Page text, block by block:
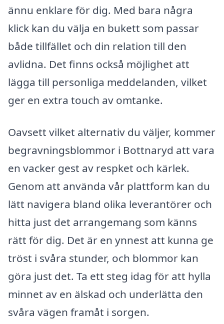
ännu enklare för dig. Med bara några
klick kan du välja en bukett som passar
både tillfället och din relation till den
avlidna. Det finns också möjlighet att
lägga till personliga meddelanden, vilket
ger en extra touch av omtanke.
Oavsett vilket alternativ du väljer, kommer
begravningsblommor i Bottnaryd att vara
en vacker gest av respket och kärlek.
Genom att använda vår plattform kan du
lätt navigera bland olika leverantörer och
hitta just det arrangemang som känns
rätt för dig. Det är en ynnest att kunna ge
tröst i svåra stunder, och blommor kan
göra just det. Ta ett steg idag för att hylla
minnet av en älskad och underlätta den
svåra vägen framåt i sorgen.